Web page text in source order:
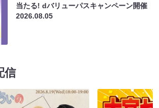
当たる! dバリューパスキャンペーン開催
2026.08.05
信